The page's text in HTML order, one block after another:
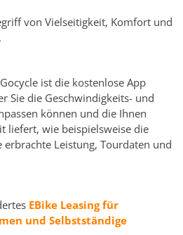
von Vielseitigkeit, Komfort und
ist die kostenlose App
Sie die Geschwindigkeits- und
können und die Ihnen
liefert, wie beispielsweise die
Leistung, Tourdaten und
EBike Leasing für
und Selbstständige